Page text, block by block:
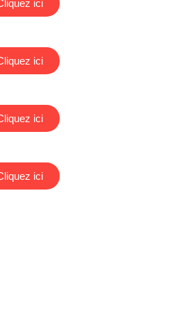
ici
ici
ici
ici